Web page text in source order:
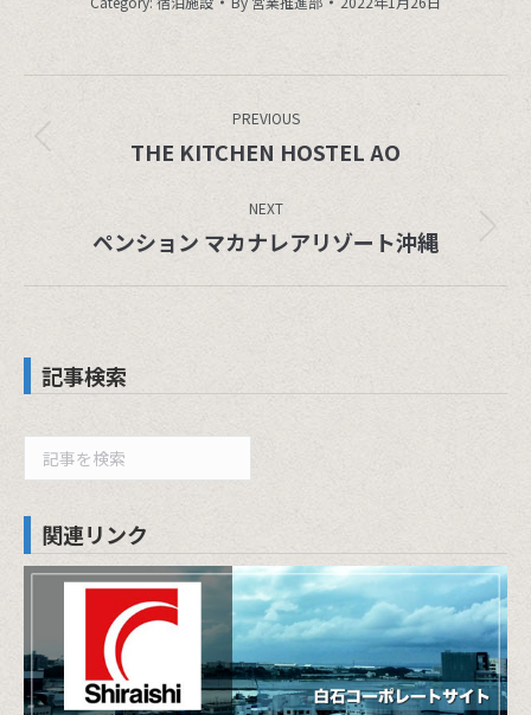
navigation
PREVIOUS
Previous
THE KITCHEN HOSTEL AO
NEXT
Next
ペンション マカナレアリゾート沖縄
記事検索
索
関連リンク